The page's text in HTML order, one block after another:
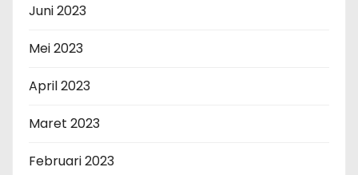
Juni 2023
Mei 2023
April 2023
Maret 2023
Februari 2023